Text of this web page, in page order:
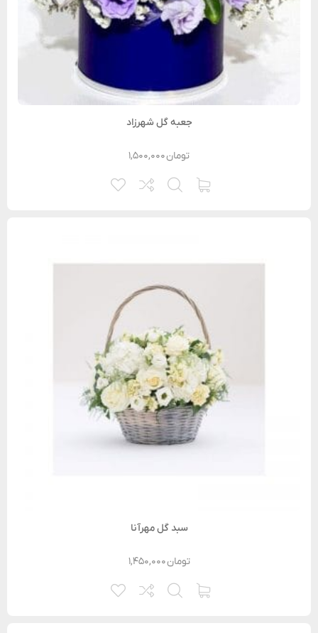
جعبه گل شهرزاد
۱,۵۰۰,۰۰۰تومان
سبد گل مهرآنا
۱,۴۵۰,۰۰۰تومان